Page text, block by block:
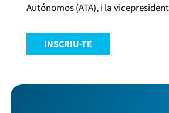
Autónomos (ATA), i la
INSCRIU-TE